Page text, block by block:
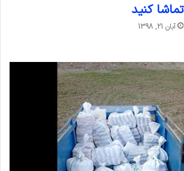
تماشا کنید
آبان 21, 1398